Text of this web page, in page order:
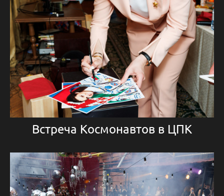
Встреча Космонавтов в ЦПК